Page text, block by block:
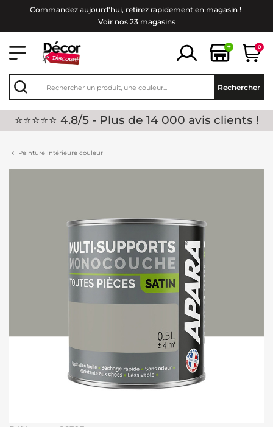
Commandez aujourd'hui, retirez rapidement en magasin !
Voir nos 23 magasins
+ 0
Rechercher
⭐⭐⭐⭐⭐ 4.8/5 - Plus de 14 000 avis clients !
Peinture intérieure couleur